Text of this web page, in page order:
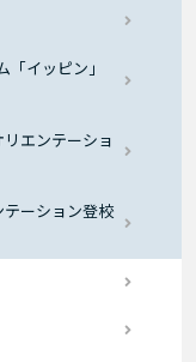
イッピン」
エンテーショ
テーション登校